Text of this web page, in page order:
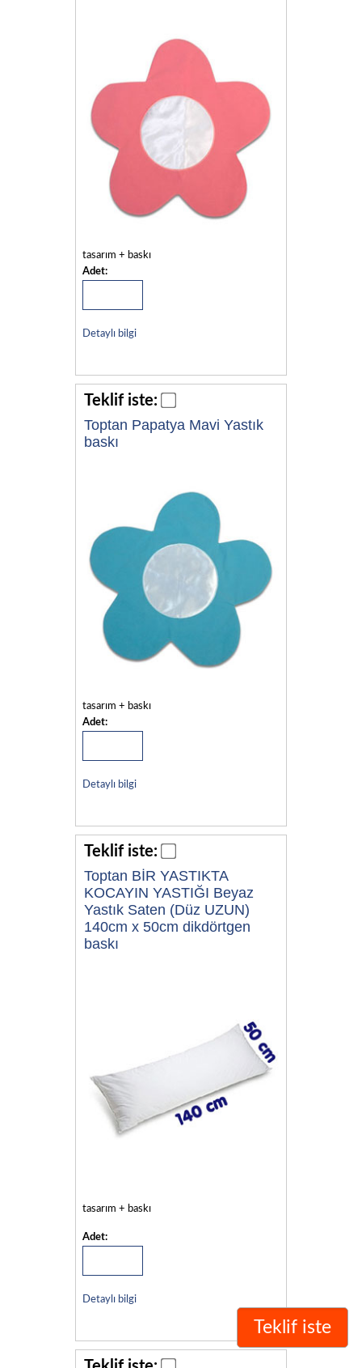
tasarım + baskı
Adet:
Detaylı bilgi
Teklif iste:
Toptan Papatya Mavi Yastık
baskı
tasarım + baskı
Adet:
Detaylı bilgi
Teklif iste:
Toptan BİR YASTIKTA
KOCAYIN YASTIĞI Beyaz
Yastık Saten (Düz UZUN)
140cm x 50cm dikdörtgen
baskı
tasarım + baskı
Adet:
Detaylı bilgi
Teklif iste